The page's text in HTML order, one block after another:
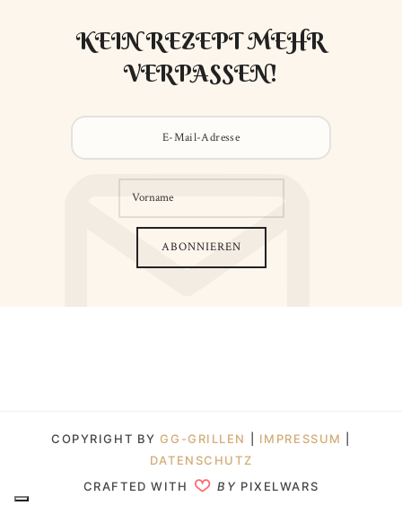
KEIN REZEPT MEHR
VERPASSEN!
COPYRIGHT BYGG-GRILLEN IMPRESSUM
DATENSCHUTZ
CRAFTED WITH
BY PIXELWARS